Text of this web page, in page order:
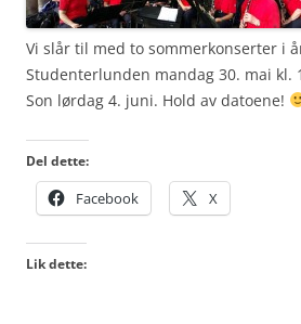
Vi slår til med to sommerkonserter i
Studenterlunden mandag 30. mai kl.
Son lørdag 4. juni. Hold av datoene!
Del dette:
Facebook X
Lik dette: